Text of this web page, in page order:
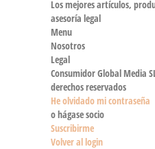
Los mejores artículos,
asesoría legal
Menu
Nosotros
Legal
Consumidor Global Media
derechos reservados
He olvidado mi contraseña
o hágase socio
Suscribirme
Volver al login